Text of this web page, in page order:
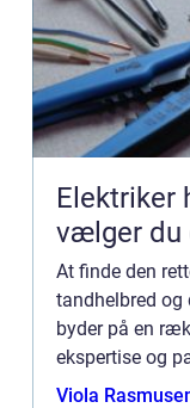
Elektriker
vælger du
At finde den
tandhelbred og
byder på en
ekspertise og
vælge en
Viola